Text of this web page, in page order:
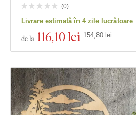
(0)
Livrare estimată în 4 zile lucrătoare
de la 116,10 lei 154,80 lei